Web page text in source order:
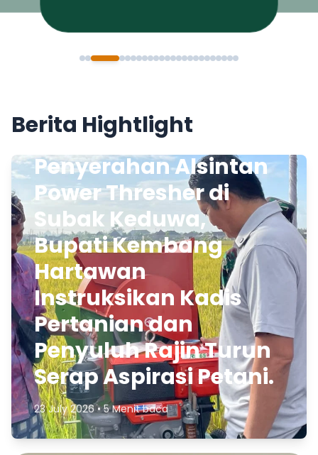
Berita Hightlight
Penyerahan Alsintan
Power Thresher di
Subak Keduwa,
Bupati Kembang
Hartawan
Instruksikan Kadis
Pertanian dan
Penyuluh Rajin Turun
Serap Aspirasi Petani.
23 July 2026 • 5 Menit baca